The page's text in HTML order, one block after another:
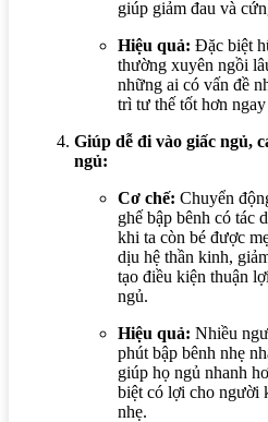
giúp giảm đau và
Hiệu quả: Đặc biệt
thường xuyên ngồi
những ai có vấn đề
trì tư thế tốt hơn
Giúp dễ đi vào giấc ngủ,
ngủ:
Cơ chế: Chuyển
ghế bập bênh có tác
khi ta còn bé được
dịu hệ thần kinh,
tạo điều kiện thuận
ngủ.
Hiệu quả: Nhiều
phút bập bênh nhẹ
giúp họ ngủ nhanh
biệt có lợi cho người
nhẹ.